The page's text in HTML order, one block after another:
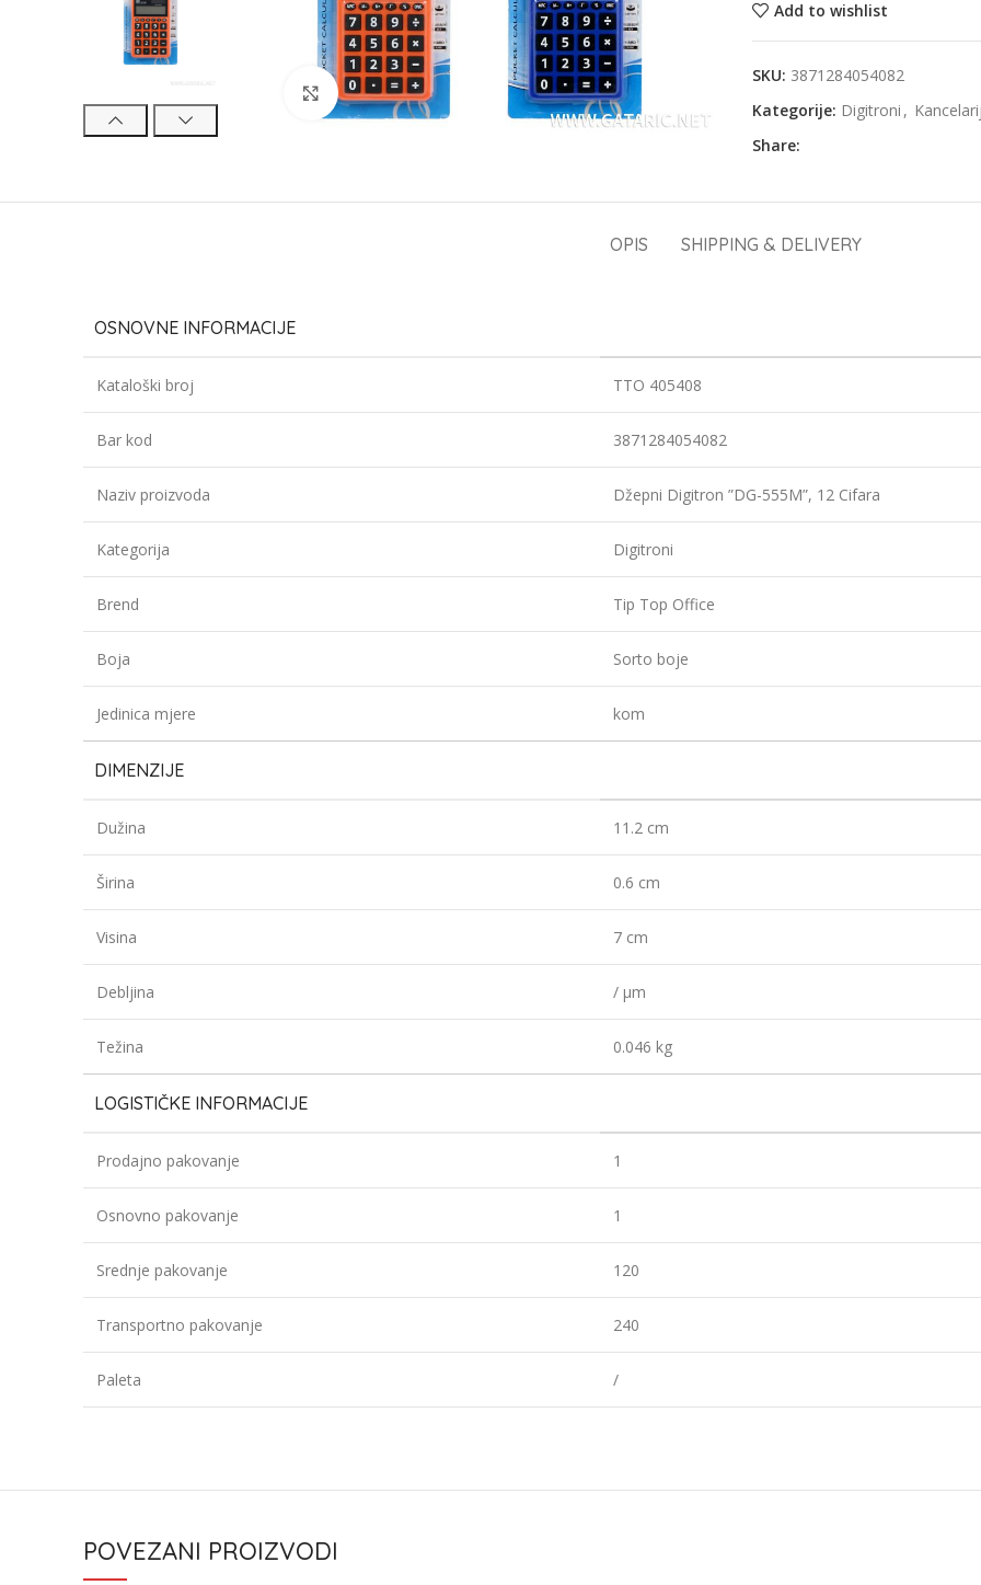
Click to enlarge
Add to wishlist
SKU: 3871284054082
Kategorije: Digitroni ,
Share:
OPIS SHIPPING & DELIVERY
OSNOVNE INFORMACIJE
Kataloški broj TTO 405408
Bar kod 3871284054082
Naziv proizvoda Džepni Digitron ”DG-555M”, 12 Cifara
Kategorija Digitroni
Brend Tip Top Office
Boja Sorto boje
Jedinica mjere kom
DIMENZIJE
Dužina 11.2 cm
Širina 0.6 cm
Visina 7 cm
Debljina / µm
Težina 0.046 kg
LOGISTIČKE INFORMACIJE
Prodajno pakovanje 1
Osnovno pakovanje 1
Srednje pakovanje 120
Transportno pakovanje 240
Paleta /
POVEZANI PROIZVODI